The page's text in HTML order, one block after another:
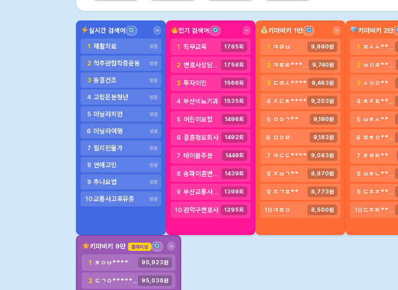
실시간 검색어 −
1 재활치료 방금
2 척추관협착증운동 방금
3 동결건조 방금
4 고립은둔청년 방금
5 마닐라치안 방금
6 마닐라여행 방금
7 필리핀물가 방금
8 연애고민 방금
9 추나요법 방금
10교통사고후유증 방금
인기 검색어 −
1 직무교육 1785회
2 변호사상담비용 1758회
3 투자이민 1566회
4 부산비뇨기과 1535회
5 어린이보험 1496회
6 결혼정보회사 1492회
7 테이블주문 1449회
8 송파이혼변호사 1439회
9 부산교통사고변호사 1399회
10 관악구변호사 1295회
키마비키 1만 −
1 ㅋㄹㅂ 9,890원
2 ㅋㅍㅌ************ 9,740원
3 ㄷㄹㅅ**** 9,463원
4 ㅈㄷㅊ**** 9,203원
5 ㅇㅇㄱ** 9,190원
6 ㅁㅇㄹ 9,183원
7 ㅋㄷㄷ**** 9,083원
8 ㅈㅂㄱ** 8,970원
9 ㅈㄱㅍ** 8,773원
10 ㅋㅍㅇ 8,500원
키마비키 2만
1 ㅍㅅㅅ******
2 ㅂㅇㄹ****
3 ㅅㅇㅇ**
4 ㅊㅈㅍ****
5 ㅂㅎㅅ**
6 ㅍㅊㅇ******
7 ㅎㄹㅌ**
8 ㅂㅊㄴ******
9 ㄷㅈㅈ**********
10 ㄷㅈㅌ******
키마비키 9만 플래티넘 −
1 ㅊㅇㅂ**** 95,923원
2 ㄷㄱㅇ************ 95,036원